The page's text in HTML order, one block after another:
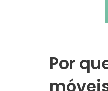
Por